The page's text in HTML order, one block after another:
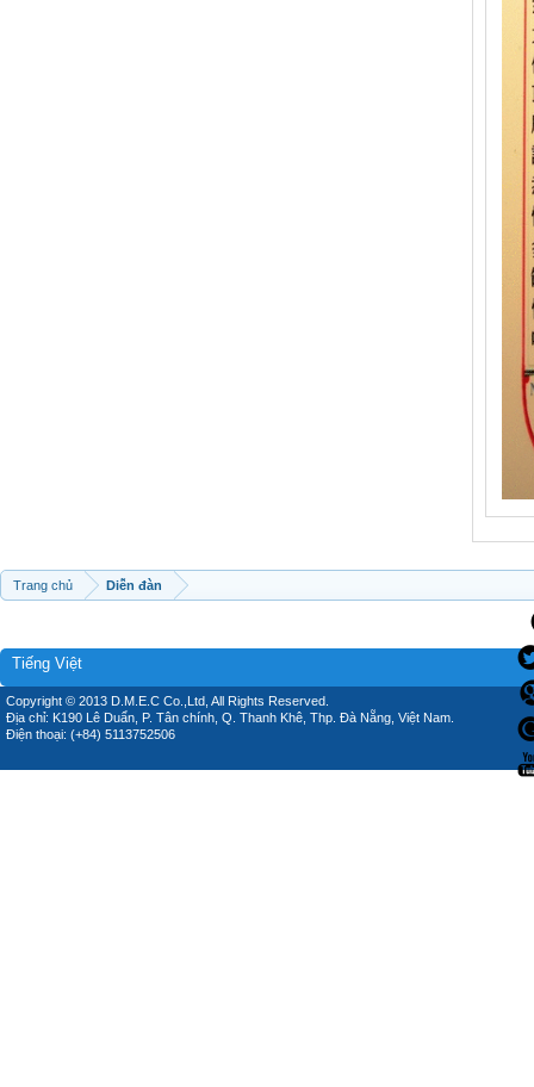
Trang chủ Diễn đàn
Tiếng Việt
Copyright © 2013 D.M.E.C Co.,Ltd, All Rights Reserved.
Địa chỉ: K190 Lê Duẩn, P. Tân chính, Q. Thanh Khê, Thp. Đà Nẵng, Việt Nam.
Điện thoại: (+84) 5113752506